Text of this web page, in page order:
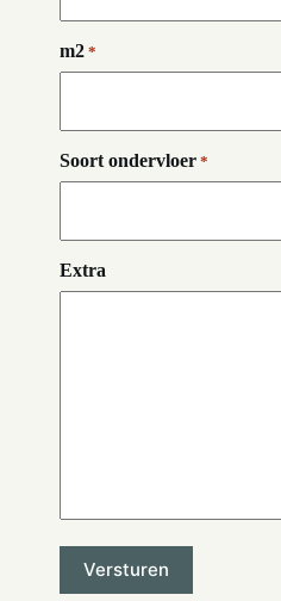
m2 *
Soort ondervloer *
Extra